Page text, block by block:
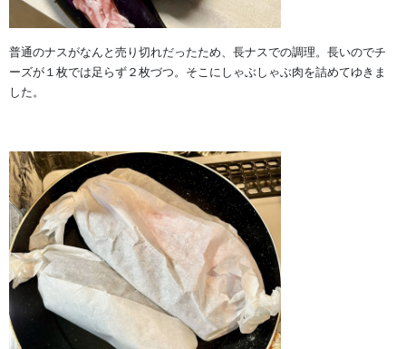
普通のナスがなんと売り切れだったため、長ナスでの調理。長いのでチ
ーズが１枚では足らず２枚づつ。そこにしゃぶしゃぶ肉を詰めてゆきま
した。